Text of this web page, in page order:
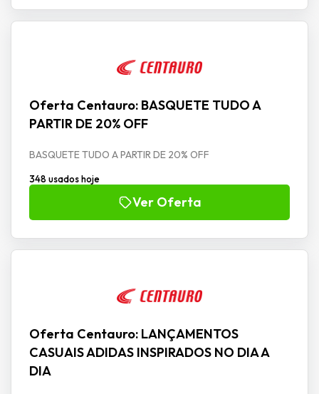
Oferta Centauro: BASQUETE TUDO A
PARTIR DE 20% OFF
BASQUETE TUDO A PARTIR DE 20% OFF
348 usados hoje
Ver Oferta
Oferta Centauro: LANÇAMENTOS
CASUAIS ADIDAS INSPIRADOS NO DIA A
DIA